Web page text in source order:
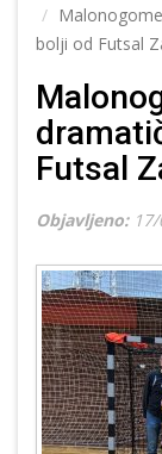
bolji od Futsal
Futsal
Objavljeno: